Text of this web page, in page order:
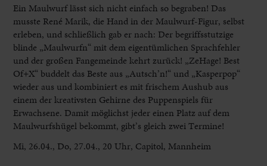
Ein Maulwurf lässt sich nicht einfach so begraben! Das
musste René Marik, die Hand in der Maulwurf-Figur, selbst
erleben, und schließlich gab er nach: Der begriffs­stutzige
blinde „Maulwurfn“ mit dem eigentümlichen Sprachfehler
und der großen Fangemeinde kehrt zurück! „ZeHage! Best
Of+X“ buddelt das Beste aus „Autsch’n!“ und „Kasperpop“
wieder aus und kombiniert es mit frischem Aushub aus
einem der kreativsten Gehirne des Puppenspiels für
Erwachsene. Damit möglichst jeder einen Platz auf dem
Maulwurfshügel bekommt, gibt’s gleich zwei Termine!
Mi, 26.04., Do, 27.04., 20 Uhr, Capitol, Mannheim